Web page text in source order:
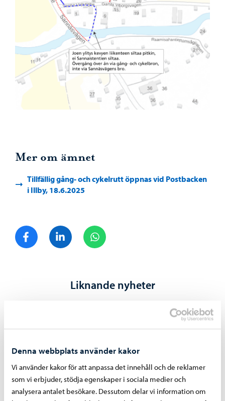
Denna webbplats använder kakor
Vi använder kakor för att anpassa det innehåll och de reklamer
som vi erbjuder, stödja egenskaper i sociala medier och
analysera antalet besökare. Dessutom delar vi information om
Mer om ämnet
Tillfällig gång- och cykelrutt öppnas vid Postbacken
i Illby, 18.6.2025
Dela på FacebookDela på LinkedIn
Liknande nyheter